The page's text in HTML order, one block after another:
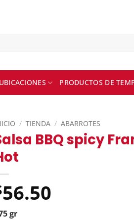
UBICACIONES PRODUCTOS DE
/ TIENDA / ABARROTES
BBQ spicy
56.50
gr